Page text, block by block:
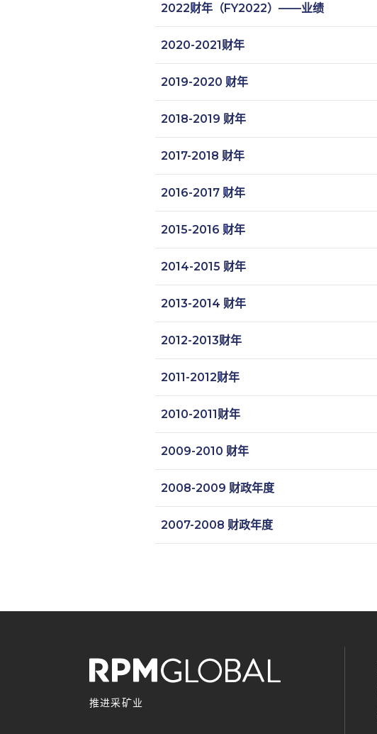
2022财年（FY2022）——业绩
2020-2021财年
2019-2020 财年
2018-2019 财年
2017-2018 财年
2016-2017 财年
2015-2016 财年
2014-2015 财年
2013-2014 财年
2012-2013财年
2011-2012财年
2010-2011财年
2009-2010 财年
2008-2009 财政年度
2007-2008 财政年度
推进采矿业